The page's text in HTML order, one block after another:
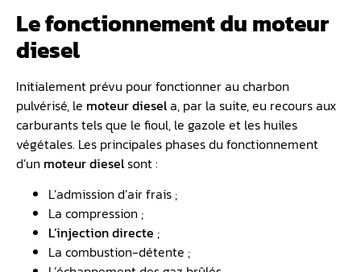
Le fonctionnement du moteur
diesel
Initialement prévu pour fonctionner au charbon
pulvérisé, le moteur diesela, par la suite, eu recours aux
carburants tels que le fioul, le gazole et les huiles
végétales. Les principales phases du fonctionnement
d’un moteur dieselsont :
L’admission d’air frais ;
La compression ;
L’injection directe ;
La combustion-détente ;